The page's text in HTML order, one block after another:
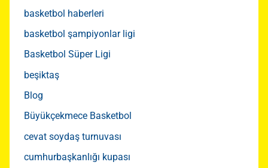
basketbol haberleri
basketbol şampiyonlar ligi
Basketbol Süper Ligi
beşiktaş
Blog
Büyükçekmece Basketbol
cevat soydaş turnuvası
cumhurbaşkanlığı kupası